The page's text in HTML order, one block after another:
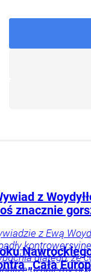
z
znacznie
z Ewą
dlatego, że
uznajemy
„Cała